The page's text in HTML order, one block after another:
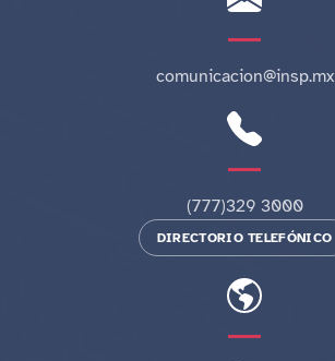
comunicacion@insp.mx
(777)329 3000
DIRECTORIO TELEFÓNICO